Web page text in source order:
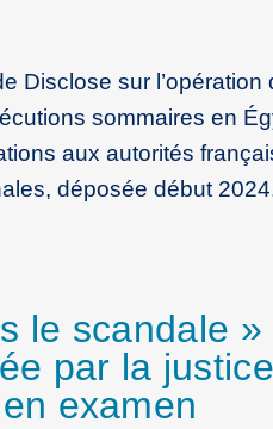
Disclose sur l’opération
sommaires en
aux autorités
déposée début
le scandale
par la
examen